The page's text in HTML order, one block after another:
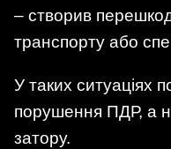
– створив
транспорту або
У таких ситуаціях
порушення ПДР, а
затору.